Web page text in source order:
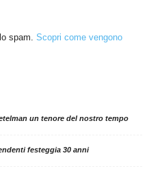
spam. Scopri come vengono
un tenore del nostro tempo
festeggia 30 anni